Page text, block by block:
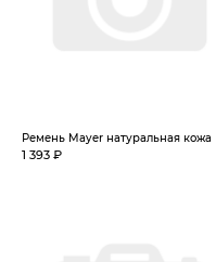
Ремень Mayer натуральная кожа
1 393 ₽